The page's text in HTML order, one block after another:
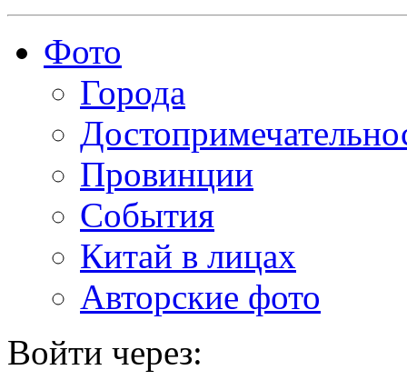
Фото
Города
Провинции
События
Китай в лицах
Авторские фото
Войти через: